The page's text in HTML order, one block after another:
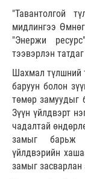
"Тавантолгой
мидлингээ
"Энержи
тээвэрлэн
Шахмал түлшний
баруун болон
төмөр замуудыг
Зүүн үйлдвэрт
чадалтай
замыг барьж
үйлдвэрийн
замыг